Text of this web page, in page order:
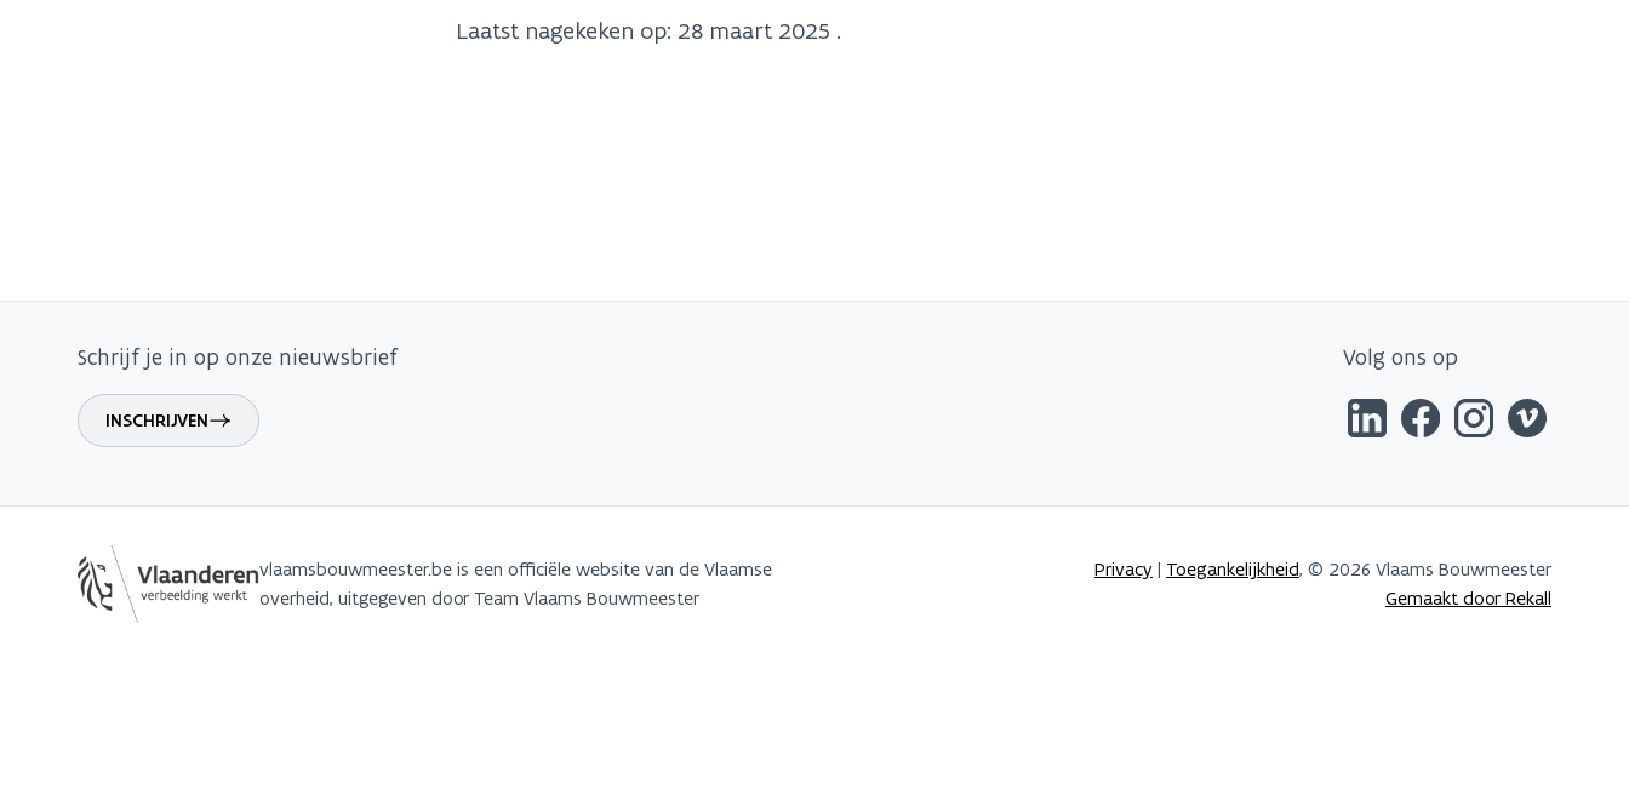
Laatst nagekeken op: 28 maart 2025 .
Schrijf je in op onze nieuwsbrief
INSCHRIJVEN
Volg ons op
vlaamsbouwmeester.be is een officiële website van de Vlaamse
overheid, uitgegeven door Team Vlaams Bouwmeester
Privacy | Toegankelijkheid, © 2026 Vlaams Bouwmeester
Gemaakt door Rekall